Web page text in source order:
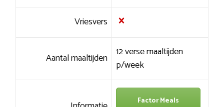
Vriesvers
Aantal maaltijden 12 verse maaltijden
p/week
Factor Meals